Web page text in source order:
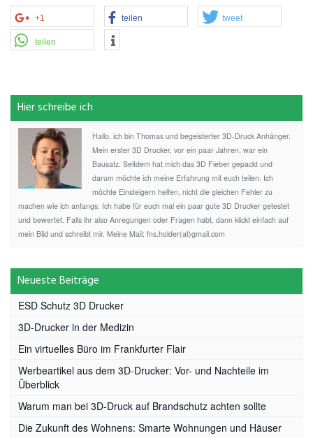
+1 teilen tweet
teilen
Hier schreibe ich
Hallo, ich bin Thomas und begeisterter 3D-Druck Anhänger.
Mein erster 3D Drucker, vor ein paar Jahren, war ein
Bausatz. Seitdem hat mich das 3D Fieber gepackt und
darum möchte ich meine Erfahrung mit euch teilen. Ich
möchte Einsteigern helfen, nicht die gleichen Fehler zu
machen wie ich anfangs. Ich habe für euch mal ein paar gute 3D Drucker getestet
und bewertet. Falls ihr also Anregungen oder Fragen habt, dann klickt einfach auf
mein Bild und schreibt mir. Meine Mail: fns.holder(at)gmail.com
Neueste Beiträge
ESD Schutz 3D Drucker
3D-Drucker in der Medizin
Ein virtuelles Büro im Frankfurter Flair
Werbeartikel aus dem 3D-Drucker: Vor- und Nachteile im
Überblick
Warum man bei 3D-Druck auf Brandschutz achten sollte
Die Zukunft des Wohnens: Smarte Wohnungen und Häuser